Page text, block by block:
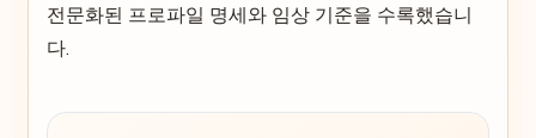
전문화된 프로파일 명세와 임상 기준을 수록했습니
다.